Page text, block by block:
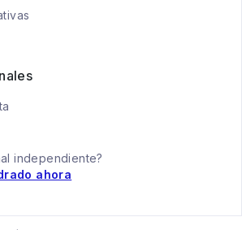
independiente?
ahora